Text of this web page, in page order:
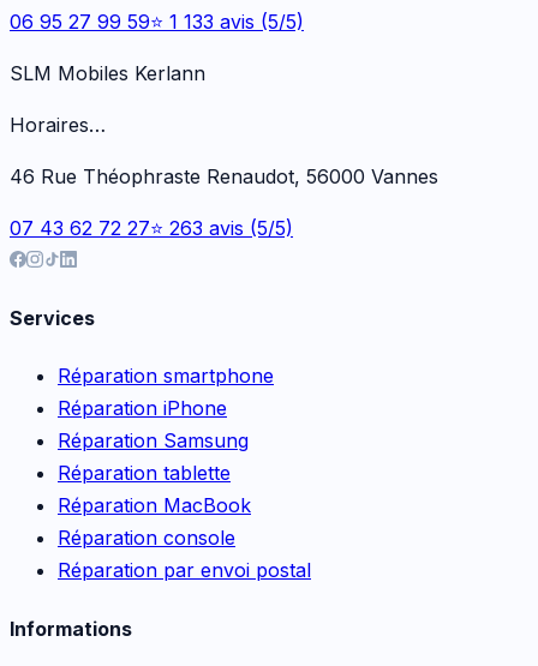
06 95 27 99 59⭐ 1 133 avis (5/5)
SLM Mobiles Kerlann
Horaires…
46 Rue Théophraste Renaudot, 56000 Vannes
07 43 62 72 27⭐ 263 avis (5/5)
Services
Réparation smartphone
Réparation iPhone
Réparation Samsung
Réparation tablette
Réparation MacBook
Réparation console
Réparation par envoi postal
Informations